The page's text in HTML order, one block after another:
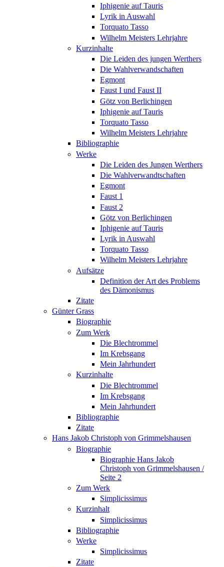
Iphigenie auf Tauris
Lyrik in Auswahl
Torquato Tasso
Wilhelm Meisters Lehrjahre
Kurzinhalte
Die Leiden des jungen Werthers
Die Wahlverwandschaften
Egmont
Faust I und Faust II
Götz von Berlichingen
Iphigenie auf Tauris
Torquato Tasso
Wilhelm Meisters Lehrjahre
Bibliographie
Werke
Die Leiden des Jungen Werthers
Die Wahlverwandtschaften
Egmont
Faust 1
Faust 2
Götz von Berlichingen
Iphigenie auf Tauris
Lyrik in Auswahl
Torquato Tasso
Wilhelm Meisters Lehrjahre
Aufsätze
Definition der Art des Problems
des Dämonismus
Zitate
Günter Grass
Biographie
Zum Werk
Die Blechtrommel
Im Krebsgang
Mein Jahrhundert
Kurzinhalte
Die Blechtrommel
Im Krebsgang
Mein Jahrhundert
Bibliographie
Zitate
Hans Jakob Christoph von Grimmelshausen
Biographie
Biographie Hans Jakob
Christoph von Grimmelshausen /
Seite 2
Zum Werk
Simplicissimus
Kurzinhalt
Simplicissimus
Bibliographie
Werke
Simplicissimus
Zitate